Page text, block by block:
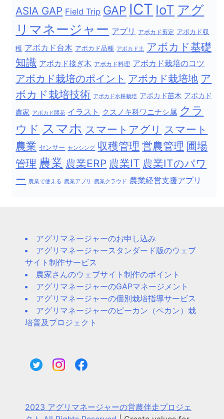
ASIA GAP Field Trip GAP ICT IoT アグ
リマネージャー アプリ アボカド剪定 アボカド収
穫 アボカド台木 アボカド品種 アボカド土
アボカド基礎
知識 アボカド接ぎ木 アボカド料理 アボカド栽培のコツ
アボカド栽培のポイント アボカド栽培地 ア
ボカド栽培技術 アボカド水耕栽培 アボカド苗木 アボカド
農家 アボカド開花 イラスト クスノキ科ワニナシ属 クラ
ウド スマホ スマートアグリ スマート
農業 センサー センシング 収穫管理 営農管理 圃場
管理 農業 農業ERP 農業IT 農業ITのパワ
ー
農業で使える 農業アプリ 農業クラウド 農業経営支援アプリ
アグリマネージャーのお申し込み
アグリマネージャースタンダード版のウェブ
サイト制作サービス
農家さんのウェブサイト制作のポイント
アグリマネージャーのGAPマネージメント
アグリマネージャーの個別栽培指導サービス
アグリマネージャーのピーカン（ペカン）栽
培普及プロジェクト
2023 アグリマネージャーの営農伴走プロジェ